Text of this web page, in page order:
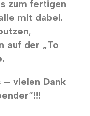
zum fertigen
mit dabei.
auf der „To
– vielen Dank